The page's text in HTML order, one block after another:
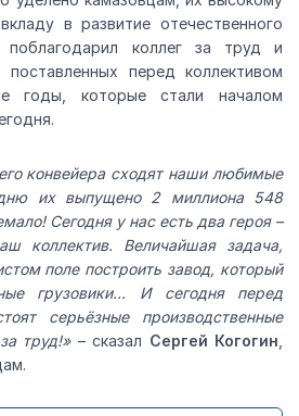
в развитие отечественного
поблагодарил коллег за труд и
поставленных перед коллективом
годы, которые стали началом
конвейера сходят наши любимые
их выпущено 2 миллиона 548
Сегодня у нас есть два героя –
коллектив. Величайшая задача,
поле построить завод, который
грузовики... И сегодня перед
серьёзные производственные
труд!»– сказал Сергей Когогин